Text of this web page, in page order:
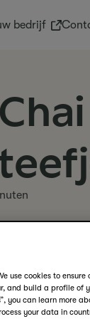
bedrijf(External
krijgen een
brunch in het
use cookies to ensure
and build a profile of
you can learn more
your data in